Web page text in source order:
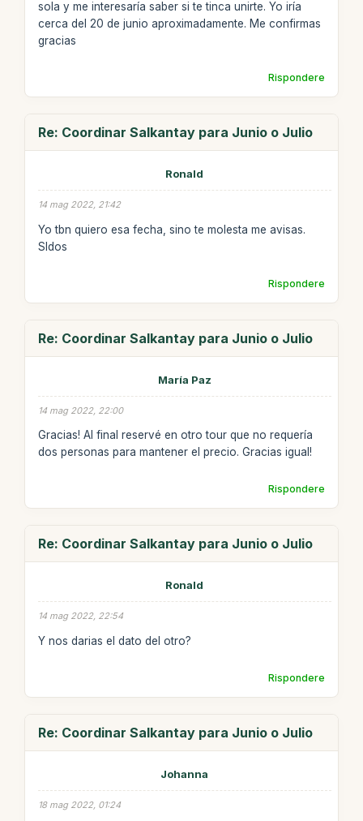
sola y me interesaría saber si te tinca unirte. Yo iría
cerca del 20 de junio aproximadamente. Me confirmas
gracias
Rispondere
Re: Coordinar Salkantay para Junio o Julio
Ronald
14 mag 2022, 21:42
Yo tbn quiero esa fecha, sino te molesta me avisas.
Sldos
Rispondere
Re: Coordinar Salkantay para Junio o Julio
María Paz
14 mag 2022, 22:00
Gracias! Al final reservé en otro tour que no requería
dos personas para mantener el precio. Gracias igual!
Rispondere
Re: Coordinar Salkantay para Junio o Julio
Ronald
14 mag 2022, 22:54
Y nos darias el dato del otro?
Rispondere
Re: Coordinar Salkantay para Junio o Julio
Johanna
18 mag 2022, 01:24